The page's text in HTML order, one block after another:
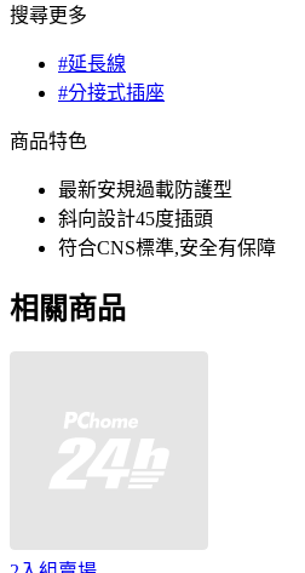
搜尋更多
#延長線
#分接式插座
商品特色
最新安規過載防護型
斜向設計45度插頭
符合CNS標準,安全有保障
相關商品